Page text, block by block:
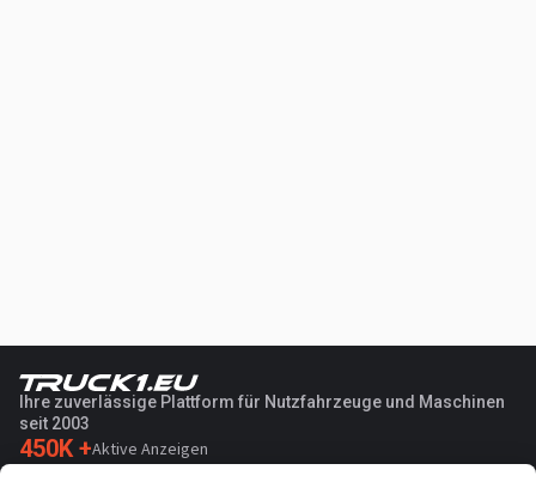
Ihre zuverlässige Plattform für Nutzfahrzeuge und Maschinen
seit 2003
450K +Aktive Anzeigen